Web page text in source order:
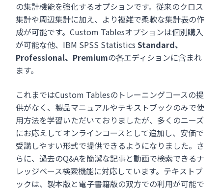
の集計機能を強化するオプションです。従来のクロス
集計や周辺集計に加え、より複雑で柔軟な集計表の作
成が可能です。Custom Tablesオプションは個別購入
が可能な他、IBM SPSS Statistics Standard、
Professional、Premiumの各エディションに含まれ
ます。
これまではCustom Tablesのトレーニングコースの提
供がなく、製品マニュアルやテキストブックのみで使
用方法を学習いただいておりましたが、多くのニーズ
にお応えしてオンラインコースとして追加し、安価で
受講しやすい形式で提供できるようになりました。さ
らに、過去のQ&Aを簡潔な記事と動画で検索できるナ
レッジベース検索機能に対応しています。テキストブ
ックは、製本版と電子書籍版の双方での利用が可能で